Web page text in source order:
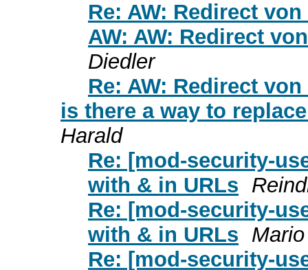
Re: AW: Redirect
AW: AW: Redirect
Diedler
Re: AW: Redirect
is there a way to
Harald
Re: [mod-security-
with & in URLs
Re: [mod-security-
with & in URLs
Re: [mod-security-